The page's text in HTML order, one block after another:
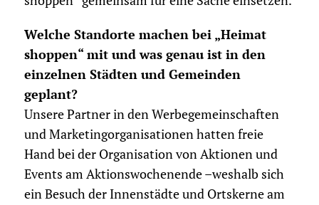
Welche Standorte machen bei „Heimat
shoppen“ mit und was genau ist in den
einzelnen Städten und Gemeinden
geplant?
Unsere Partner in den Werbegemeinschaften
und Marketingorganisationen hatten freie
Hand bei der Organisation von Aktionen und
Events am Aktionswochenende –weshalb sich
ein Besuch der Innenstädte und Ortskerne am